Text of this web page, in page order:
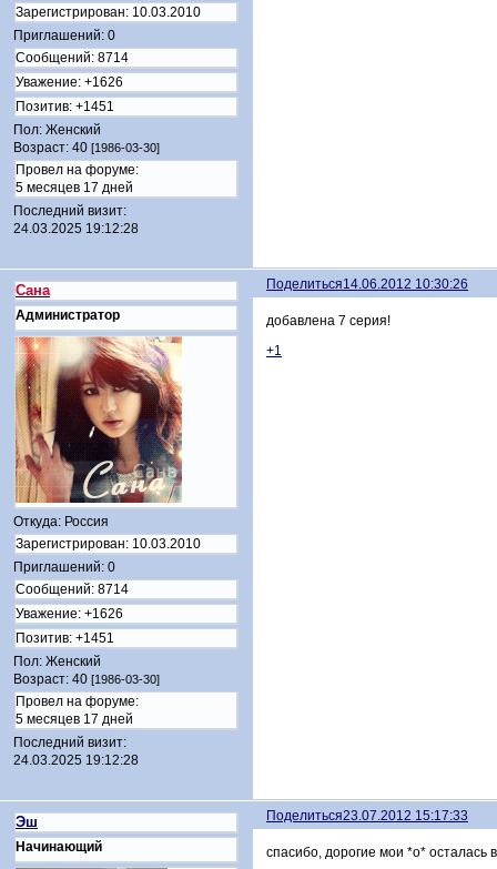
Зарегистрирован: 10.03.2010
Приглашений: 0
Сообщений: 8714
Уважение: +1626
Позитив: +1451
Пол: Женский
Возраст: 40 [1986-03-30]
Провел на форуме:
5 месяцев 17 дней
Последний визит:
24.03.2025 19:12:28
Поделиться14.06.2012 10:30:26
Сана
Администратор
Откуда: Россия
Зарегистрирован: 10.03.2010
Приглашений: 0
Сообщений: 8714
Уважение: +1626
Позитив: +1451
Пол: Женский
Возраст: 40 [1986-03-30]
Провел на форуме:
5 месяцев 17 дней
Последний визит:
24.03.2025 19:12:28
добавлена 7 серия!
+1
Поделиться23.07.2012 15:17:33
Эш
Начинающий спасибо, дорогие мои *о* осталась